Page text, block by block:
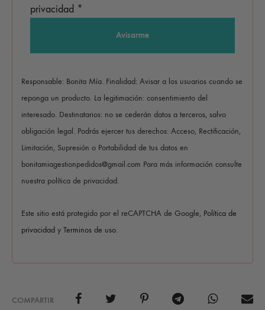
privacidad *
Responsable: Bonita Mía. Finalidad: Avisar a los usuarios cuando se
reponga un producto. La legitimación: consentimiento del
interesado. Destinatarios: no se cederán datos a terceros, salvo
obligación legal. Podrás ejercer tus derechos: Acceso, Rectificación,
Limitación, Supresión o Portabilidad de tus datos en
bonitamiagestionpedidos@gmail.com Para más información consulte
nuestra política de privacidad.
Este sitio está protegido por el reCAPTCHA de Google, Política de
privacidad y Terminos de uso.
COMPARTIR